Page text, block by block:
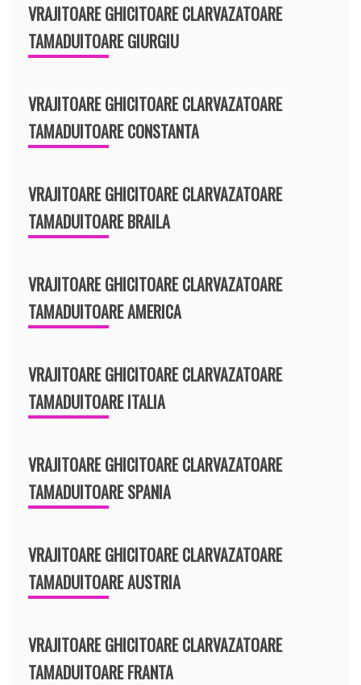
VRAJITOARE GHICITOARE CLARVAZATOARE
TAMADUITOARE GIURGIU
VRAJITOARE GHICITOARE CLARVAZATOARE
TAMADUITOARE CONSTANTA
VRAJITOARE GHICITOARE CLARVAZATOARE
TAMADUITOARE BRAILA
VRAJITOARE GHICITOARE CLARVAZATOARE
TAMADUITOARE AMERICA
VRAJITOARE GHICITOARE CLARVAZATOARE
TAMADUITOARE ITALIA
VRAJITOARE GHICITOARE CLARVAZATOARE
TAMADUITOARE SPANIA
VRAJITOARE GHICITOARE CLARVAZATOARE
TAMADUITOARE AUSTRIA
VRAJITOARE GHICITOARE CLARVAZATOARE
TAMADUITOARE FRANTA